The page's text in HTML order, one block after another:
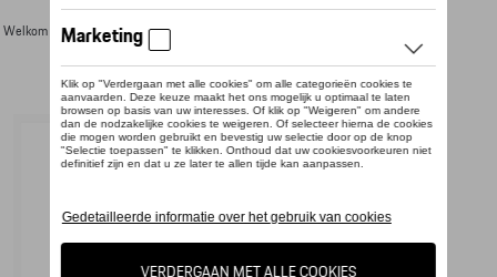
Welkom >Voor u >Electronica